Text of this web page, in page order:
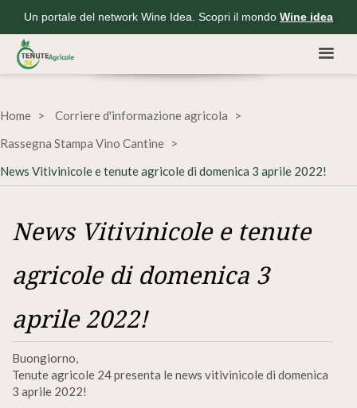
Un portale del network Wine Idea. Scopri il mondo Wine idea
Home
Corriere d'informazione agricola
Rassegna Stampa Vino Cantine
News Vitivinicole e tenute agricole di domenica 3 aprile 2022!
News Vitivinicole e tenute
agricole di domenica 3
aprile 2022!
Buongiorno,
Tenute agricole 24 presenta le news vitivinicole di domenica
3 aprile 2022!